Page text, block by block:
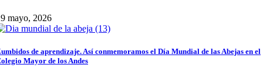
mayo, 2026
de aprendizaje. Así conmemoramos el Día Mundial de las Abejas en el
Mayor de los Andes